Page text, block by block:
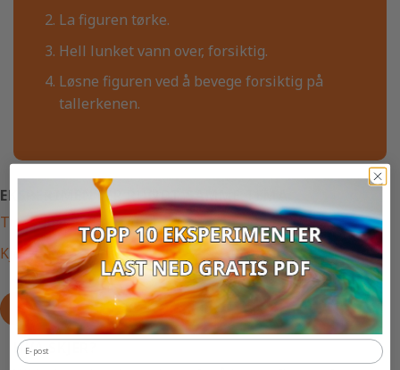
La figuren tørke.
Hell lunket vann over, forsiktig.
Løsne figuren ved å bevege forsiktig på
tallerkenen.
EKSPERIMENTER RUNDT SAMME TEMA
Tusjkunst på kaffefilter
Kjemisk tusjkunst
SE VÅRT FORSKERUTSTYR HER
HVA SKJER?